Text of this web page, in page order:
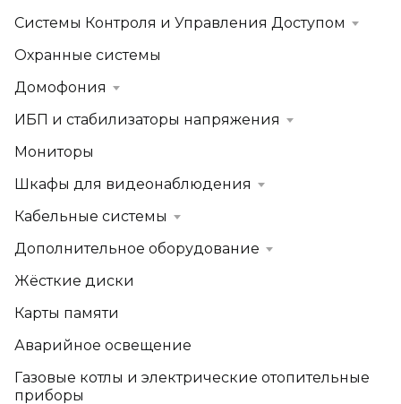
Системы Контроля и Управления Доступом
Охранные системы
Домофония
ИБП и стабилизаторы напряжения
Мониторы
Шкафы для видеонаблюдения
Кабельные системы
Дополнительное оборудование
Жёсткие диски
Карты памяти
Аварийное освещение
Газовые котлы и электрические отопительные
приборы